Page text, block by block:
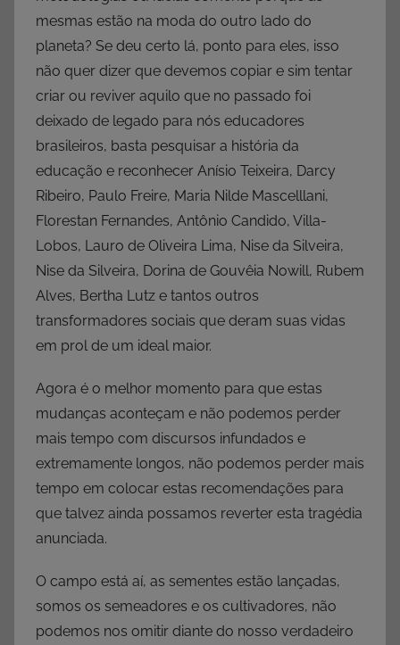
mesmas estão na moda do outro lado do
planeta? Se deu certo lá, ponto para eles, isso
não quer dizer que devemos copiar e sim tentar
criar ou reviver aquilo que no passado foi
deixado de legado para nós educadores
brasileiros, basta pesquisar a história da
educação e reconhecer Anísio Teixeira, Darcy
Ribeiro, Paulo Freire, Maria Nilde Mascelllani,
Florestan Fernandes, Antônio Candido, Villa-
Lobos, Lauro de Oliveira Lima, Nise da Silveira,
Nise da Silveira, Dorina de Gouvêia Nowill, Rubem
Alves, Bertha Lutz e tantos outros
transformadores sociais que deram suas vidas
em prol de um ideal maior.
Agora é o melhor momento para que estas
mudanças aconteçam e não podemos perder
mais tempo com discursos infundados e
extremamente longos, não podemos perder mais
tempo em colocar estas recomendações para
que talvez ainda possamos reverter esta tragédia
anunciada.
O campo está aí, as sementes estão lançadas,
somos os semeadores e os cultivadores, não
podemos nos omitir diante do nosso verdadeiro